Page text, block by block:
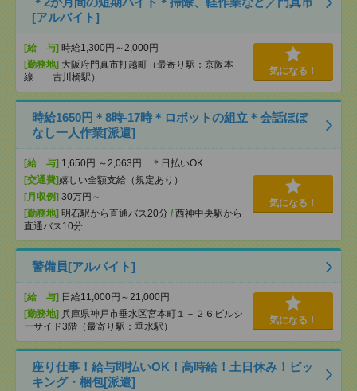
[アルバイト]
[給 与] 時給1,300円～2,000円
[勤務地] 大阪府門真市打越町（最寄り駅：京阪本
線 古川橋駅）
気になる！
時給1650円＊8時-17時＊ロボットの組立＊会話ほぼ
なし一人作業[派遣]
[給 与] 1,650円 ～2,063円 ＊日払いOK
[交通費]嬉しい全額支給（規定あり）
[月収例] 30万円～
[勤務地] 明石駅から直通バス20分 / 西神中央駅から
直通バス10分
気になる！
警備員[アルバイト]
[給 与] 日給11,000円～21,000円
[勤務地] 兵庫県神戸市垂水区宮本町１－２６ビルシ
ーサイド3階（最寄り駅：垂水駅）
気になる！
座り仕事！給与即払いOK！高時給！土日休み！ピッ
キング・梱包[派遣]